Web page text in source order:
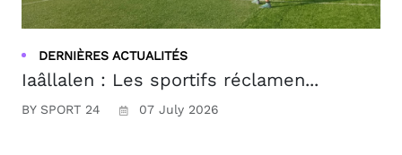
DERNIÈRES ACTUALITÉS
Iaâllalen : Les sportifs réclamen...
BY SPORT 24 07 July 2026